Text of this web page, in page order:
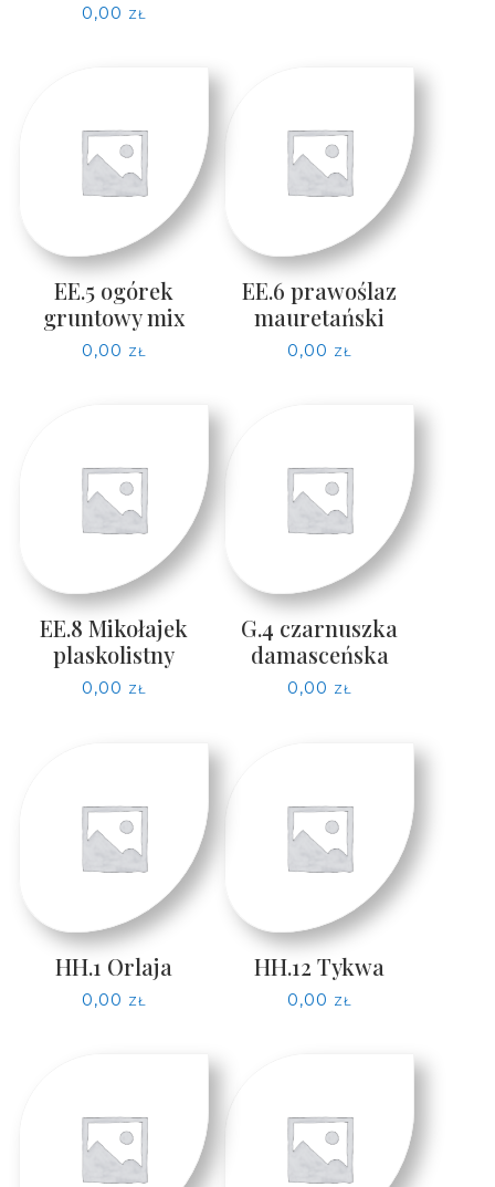
0,00 zł
EE.5 ogórek
gruntowy mix
0,00 zł
EE.6 prawoślaz
mauretański
0,00 zł
EE.8 Mikołajek
plaskolistny
0,00 zł
G.4 czarnuszka
damasceńska
0,00 zł
HH.1 Orlaja
0,00 zł
HH.12 Tykwa
0,00 zł